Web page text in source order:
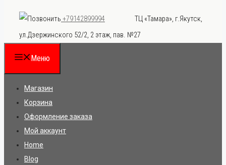
+79142899994
ТЦ «Тамара», г.Якутск,
ул.Дзержинского 52/2, 2 этаж, пав. №27
Меню
Магазин
Корзина
Оформление заказа
Мой аккаунт
Home
Blog